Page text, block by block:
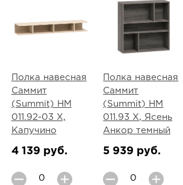
Полка навесная
Саммит
(Summit) НМ
011.92-03 Х,
Капучино
4 139 руб.
Полка навесная
Саммит
(Summit) НМ
011.93 Х, Ясень
Анкор темный
5 939 руб.